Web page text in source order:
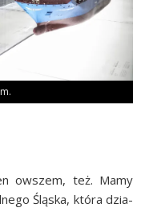
owszem, też. Mamy
Ślą­ska, któ­ra dzia­